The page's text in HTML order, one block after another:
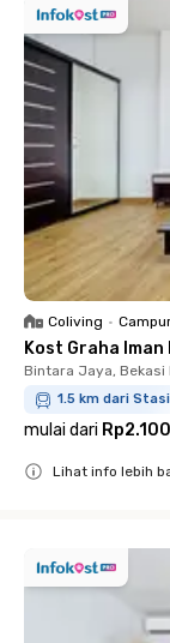
Coliving •
Kost Graha
Bintara Jaya, Bekasi
1.5 km dari
mulai dari
Lihat info lebih